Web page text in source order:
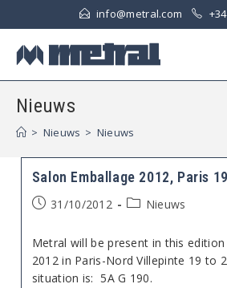
naar
inhoud
info@metral.com
Nieuws
> Nieuws > Nieuws
Salon Emballage 2012, Paris
Bericht
op:
31/10/2012 Berichtcategorie:
Nieuws
Metral will be present in this edition
2012 in Paris-Nord Villepinte 19 to
situation is: 5A G 190.